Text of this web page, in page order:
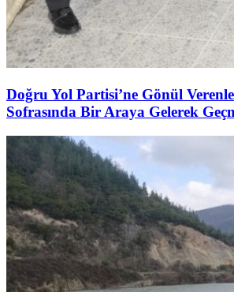
Doğru Yol Partisi’ne Gönül
Sofrasında Bir Araya Gelerek